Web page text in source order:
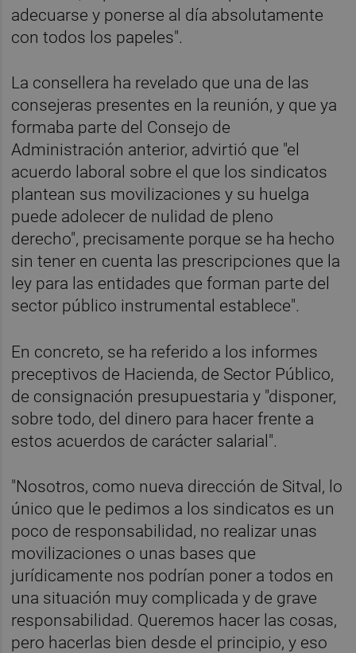
adecuarse y ponerse al día absolutamente
con todos los papeles".
La consellera ha revelado que una de las
consejeras presentes en la reunión, y que ya
formaba parte del Consejo de
Administración anterior, advirtió que "el
acuerdo laboral sobre el que los sindicatos
plantean sus movilizaciones y su huelga
puede adolecer de nulidad de pleno
derecho", precisamente porque se ha hecho
sin tener en cuenta las prescripciones que la
ley para las entidades que forman parte del
sector público instrumental establece".
En concreto, se ha referido a los informes
preceptivos de Hacienda, de Sector Público,
de consignación presupuestaria y "disponer,
sobre todo, del dinero para hacer frente a
estos acuerdos de carácter salarial".
"Nosotros, como nueva dirección de Sitval, lo
único que le pedimos a los sindicatos es un
poco de responsabilidad, no realizar unas
movilizaciones o unas bases que
jurídicamente nos podrían poner a todos en
una situación muy complicada y de grave
responsabilidad. Queremos hacer las cosas,
pero hacerlas bien desde el principio, y eso